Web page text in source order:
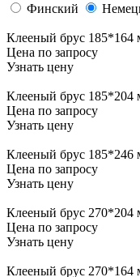
Финский
Клееный брус 185*164
Цена по запросу
Узнать цену
Клееный брус 185*204
Цена по запросу
Узнать цену
Клееный брус 185*246
Цена по запросу
Узнать цену
Клееный брус 270*204
Цена по запросу
Узнать цену
Клееный брус 270*164